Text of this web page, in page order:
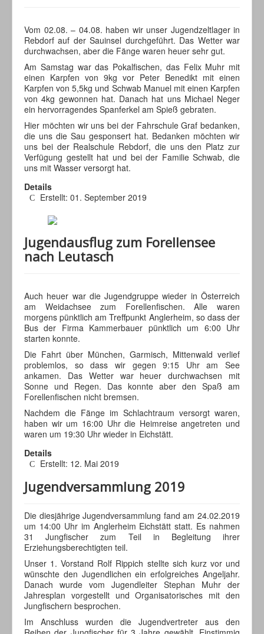
Vom 02.08. – 04.08. haben wir unser Jugendzeltlager in
Rebdorf auf der Sauinsel durchgeführt. Das Wetter war
durchwachsen, aber die Fänge waren heuer sehr gut.
Am Samstag war das Pokalfischen, das Felix Muhr mit
einen Karpfen von 9kg vor Peter Benedikt mit einen
Karpfen von 5,5kg und Schwab Manuel mit einen Karpfen
von 4kg gewonnen hat. Danach hat uns Michael Neger
ein hervorragendes Spanferkel am Spieß gebraten.
Hier möchten wir uns bei der Fahrschule Graf bedanken,
die uns die Sau gesponsert hat. Bedanken möchten wir
uns bei der Realschule Rebdorf, die uns den Platz zur
Verfügung gestellt hat und bei der Familie Schwab, die
uns mit Wasser versorgt hat.
Details
Erstellt: 01. September 2019
Jugendausflug zum Forellensee
nach Leutasch
Auch heuer war die Jugendgruppe wieder in Österreich
am Weidachsee zum Forellenfischen. Alle waren
morgens pünktlich am Treffpunkt Anglerheim, so dass der
Bus der Firma Kammerbauer pünktlich um 6:00 Uhr
starten konnte.
Die Fahrt über München, Garmisch, Mittenwald verlief
problemlos, so dass wir gegen 9:15 Uhr am See
ankamen. Das Wetter war heuer durchwachsen mit
Sonne und Regen. Das konnte aber den Spaß am
Forellenfischen nicht bremsen.
Nachdem die Fänge im Schlachtraum versorgt waren,
haben wir um 16:00 Uhr die Heimreise angetreten und
waren um 19:30 Uhr wieder in Eichstätt.
Details
Erstellt: 12. Mai 2019
Jugendversammlung 2019
Die diesjährige Jugendversammlung fand am 24.02.2019
um 14:00 Uhr im Anglerheim Eichstätt statt. Es nahmen
31 Jungfischer zum Teil in Begleitung ihrer
Erziehungsberechtigten teil.
Unser 1. Vorstand Rolf Rippich stellte sich kurz vor und
wünschte den Jugendlichen ein erfolgreiches Angeljahr.
Danach wurde vom Jugendleiter Stephan Muhr der
Jahresplan vorgestellt und Organisatorisches mit den
Jungfischern besprochen.
Im Anschluss wurden die Jugendvertreter aus den